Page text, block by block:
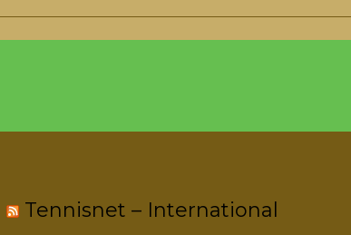
Tennisnet – International